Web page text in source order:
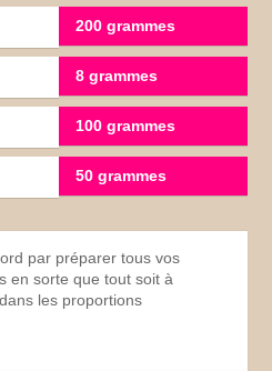
200 grammes
8 grammes
100 grammes
50 grammes
par préparer tous vos
en sorte que tout soit à
les proportions